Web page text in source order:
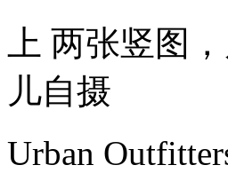
上 两张竖图
儿自摄
Urban